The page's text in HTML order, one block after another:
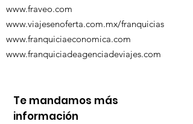
www.fraveo.com
www.viajesenoferta.com.mx/franquicias
www.franquiciaeconomica.com
www.franquiciadeagenciadeviajes.com
Te mandamos más
información